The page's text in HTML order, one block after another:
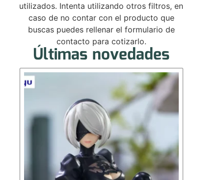
utilizados. Intenta utilizando otros filtros, en
caso de no contar con el producto que
buscas puedes rellenar el formulario de
contacto para cotizarlo.
Últimas novedades